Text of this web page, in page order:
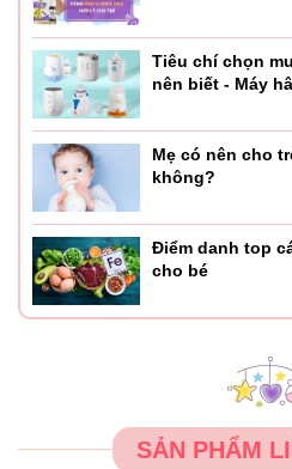
Tiêu chí chọn
nên biết - Máy
Mẹ có nên cho
không?
Điểm danh top
cho bé
SẢN PHẨM